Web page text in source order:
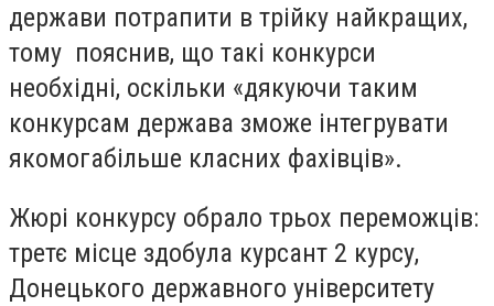
держави потрапити в трійку найкращих,
тому пояснив, що такі конкурси
необхідні, оскільки «дякуючи таким
конкурсам держава зможе інтегрувати
якомогабільше класних фахівців».
Жюрі конкурсу обрало трьох переможців:
третє місце здобула курсант 2 курсу,
Донецького державного університету